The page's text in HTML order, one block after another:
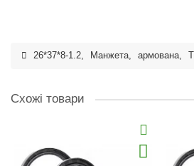
26*37*8-1.2, Манжета, армована,
Схожі товари